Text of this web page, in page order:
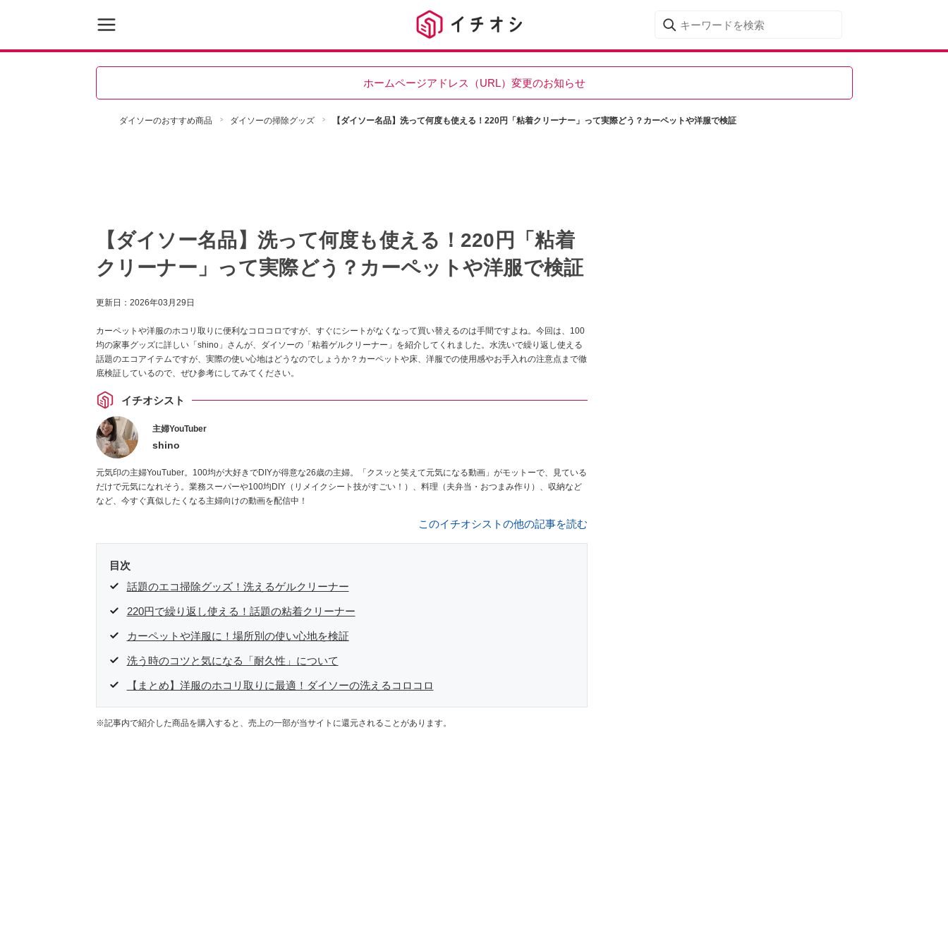
ホームページアドレス（URL）変更のお知らせ
ダイソーのおすすめ商品 ダイソーの掃除グッズ 【ダイソー名品】洗って何度も使える！220円「粘着クリーナー」って実際どう？カーペットや洋服で検証
【ダイソー名品】洗って何度も使える！220円「粘着
クリーナー」って実際どう？カーペットや洋服で検証
更新日： 2026年03月29日
カーペットや洋服のホコリ取りに便利なコロコロですが、すぐにシートがなくなって買い替えるのは手間ですよね。今回は、100
均の家事グッズに詳しい「shino」さんが、ダイソーの「粘着ゲルクリーナー」を紹介してくれました。水洗いで繰り返し使える
話題のエコアイテムですが、実際の使い心地はどうなのでしょうか？カーペットや床、洋服での使用感やお手入れの注意点まで徹
底検証しているので、ぜひ参考にしてみてください。
イチオシスト
主婦YouTuber
shino
元気印の主婦YouTuber。100均が大好きでDIYが得意な26歳の主婦。「クスッと笑えて元気になる動画」がモットーで、見ている
だけで元気になれそう。業務スーパーや100均DIY（リメイクシート技がすごい！）、料理（夫弁当・おつまみ作り）、収納など
など、今すぐ真似したくなる主婦向けの動画を配信中！
このイチオシストの他の記事を読む
目次
話題のエコ掃除グッズ！洗えるゲルクリーナー
220円で繰り返し使える！話題の粘着クリーナー
カーペットや洋服に！場所別の使い心地を検証
洗う時のコツと気になる「耐久性」について
【まとめ】洋服のホコリ取りに最適！ダイソーの洗えるコロコロ
※記事内で紹介した商品を購入すると、売上の一部が当サイトに還元されることがあります。